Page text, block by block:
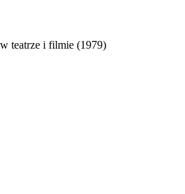
teatrze i filmie (1979)